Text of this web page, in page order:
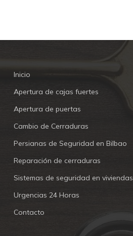
Inicio
Apertura de cajas fuertes
Apertura de puertas
Cambio de Cerraduras
Persianas de Seguridad en Bilbao
Reparación de cerraduras
Sistemas de seguridad en viviendas
Urgencias 24 Horas
Contacto